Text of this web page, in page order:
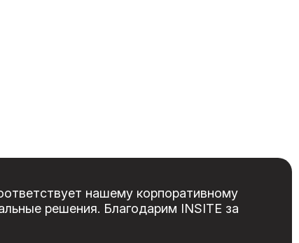
нашему корпоративному
решения. Благодарим INSITE за